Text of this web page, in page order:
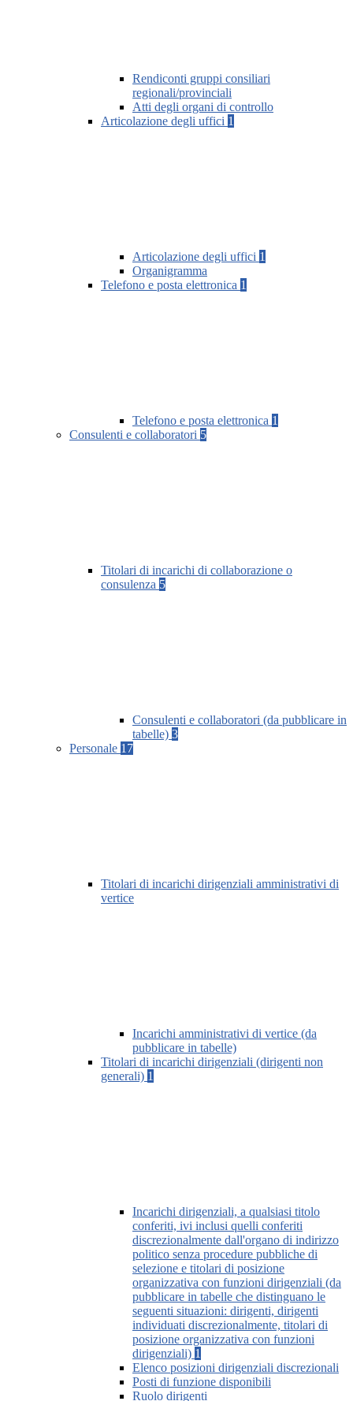
Rendiconti gruppi consiliari
regionali/provinciali
Atti degli organi di controllo
Articolazione degli uffici 1
Articolazione degli uffici 1
Organigramma
Telefono e posta elettronica 1
Telefono e posta elettronica 1
Consulenti e collaboratori 5
Titolari di incarichi di collaborazione o
consulenza 5
Consulenti e collaboratori (da pubblicare in
tabelle) 3
Personale 17
Titolari di incarichi dirigenziali amministrativi di
vertice
Incarichi amministrativi di vertice (da
pubblicare in tabelle)
Titolari di incarichi dirigenziali (dirigenti non
generali) 1
Incarichi dirigenziali, a qualsiasi titolo
conferiti, ivi inclusi quelli conferiti
discrezionalmente dall'organo di indirizzo
politico senza procedure pubbliche di
selezione e titolari di posizione
organizzativa con funzioni dirigenziali (da
pubblicare in tabelle che distinguano le
seguenti situazioni: dirigenti, dirigenti
individuati discrezionalmente, titolari di
posizione organizzativa con funzioni
dirigenziali) 1
Elenco posizioni dirigenziali discrezionali
Posti di funzione disponibili
Ruolo dirigenti